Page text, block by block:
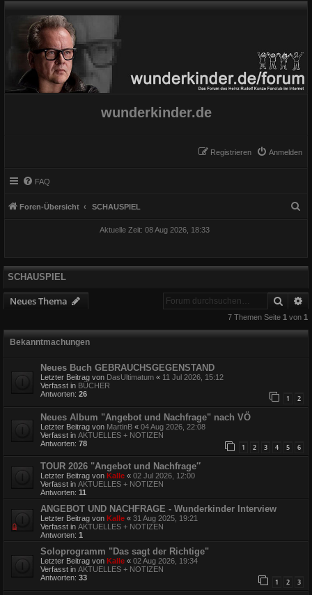
wunderkinder.de
Anmelden
Registrieren
FAQ
Foren-Übersicht SCHAUSPIEL
Aktuelle Zeit: 08 Aug 2026, 18:33
SCHAUSPIEL
Neues Thema Suche
7 Themen Seite 1von 1
Bekanntmachungen
Neues Buch GEBRAUCHSGEGENSTAND
Letzter Beitrag von DasUltimatum « 11 Jul 2026, 15:12
Verfasst in BÜCHER
Antworten: 26 1 2
Neues Album "Angebot und Nachfrage" nach VÖ
Letzter Beitrag von MartinB « 04 Aug 2026, 22:08
Verfasst in AKTUELLES + NOTIZEN
Antworten: 78 1 2 3 4 5 6
TOUR 2026 "Angebot und Nachfrage″
Letzter Beitrag von Kalle « 02 Jul 2026, 12:00
Verfasst in AKTUELLES + NOTIZEN
Antworten: 11
ANGEBOT UND NACHFRAGE - Wunderkinder Interview
Letzter Beitrag von Kalle « 31 Aug 2025, 19:21
Verfasst in AKTUELLES + NOTIZEN
Antworten: 1
Soloprogramm "Das sagt der Richtige"
Letzter Beitrag von Kalle « 02 Aug 2026, 19:34
Verfasst in AKTUELLES + NOTIZEN
Antworten: 33 1 2 3